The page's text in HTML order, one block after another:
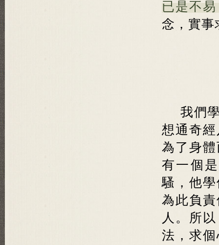
已是不
念，實事
我們
想通奇
為了身
有一個
騷，他
為此負
人。所
法，求